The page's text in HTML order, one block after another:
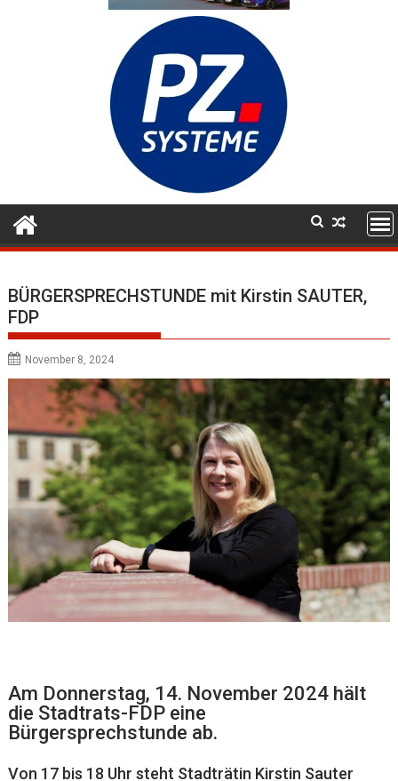
BÜRGERSPRECHSTUNDE mit Kirstin SAUTER,
FDP
November 8, 2024
Am Donnerstag, 14. November 2024 hält
die Stadtrats-FDP eine
Bürgersprechstunde ab.
Von 17 bis 18 Uhr steht Stadträtin Kirstin Sauter